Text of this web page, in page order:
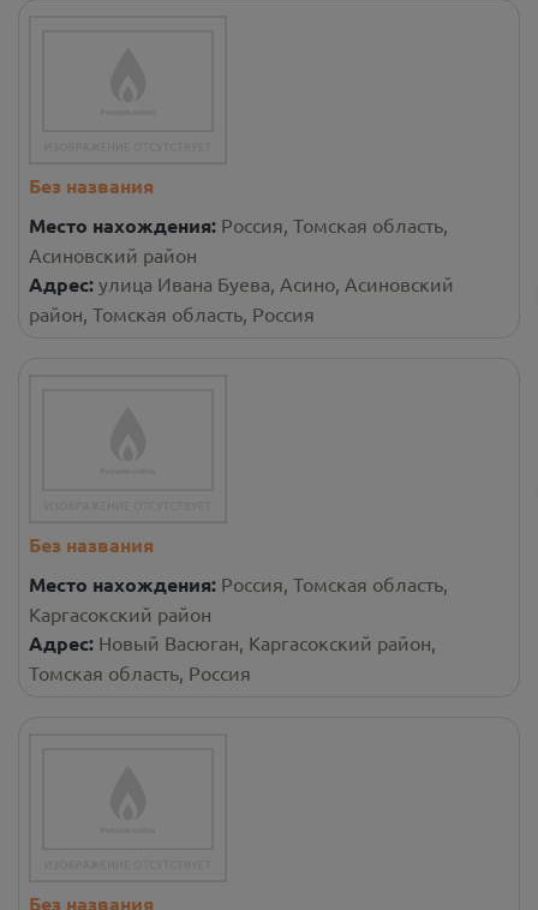
Без названия
Место нахождения: Россия, Томская область,
Асиновский район
Адрес: улица Ивана Буева, Асино, Асиновский
район, Томская область, Россия
Без названия
Место нахождения: Россия, Томская область,
Каргасокский район
Адрес: Новый Васюган, Каргасокский район,
Томская область, Россия
Без названия